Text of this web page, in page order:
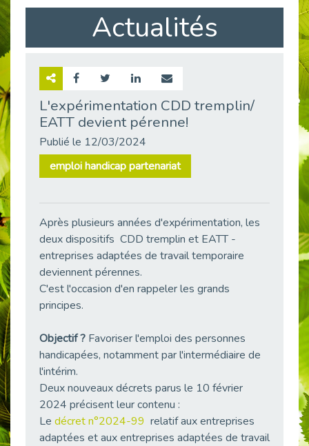
Aborder l'entretien et la situation de handicap en toute confiance
Publié le 09/06/2026
Retour sur l’atelier « Optimiser sa recherche d’emploi »
Publié le 30/05/2026
Handicap et emploi : une matinée pour briser les tabous
Publié le 21/05/2026
Publié le 18/05/2026
CAP EMPLOI 92 : L’inclusion portée à son sommet, bien au-delà des quotas
Publié le 12/05/2026
38 vidéos pour comprendre et agir durablement
Publié le 04/05/2026
Le taux d’emploi direct dans la fonction publique dépasse 6 % en 2025
Publié le 04/05/2026
Actualités
L'expérimentation CDD tremplin/
EATT devient pérenne!
Publié le 12/03/2024
emploi handicap partenariat
Après plusieurs années d'expérimentation, les
deux dispositifs CDD tremplin et EATT -
entreprises adaptées de travail temporaire
deviennent pérennes.
C'est l'occasion d'en rappeler les grands
principes.
Objectif ? Favoriser l'emploi des personnes
handicapées, notamment par l'intermédiaire de
l'intérim.
Deux nouveaux décrets parus le 10 février
2024 précisent leur contenu :
Le décret n°2024-99 relatif aux entreprises
adaptées et aux entreprises adaptées de travail